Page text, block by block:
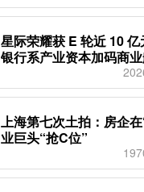
星际荣耀获 E 轮近 10
银行系产业资本加码商
上海第七次土拍：房企
业巨头“抢C位”